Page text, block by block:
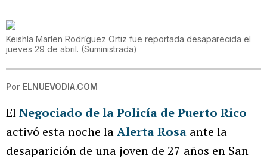
Keishla Marlen Rodríguez Ortiz fue reportada desaparecida el
jueves 29 de abril. (Suministrada)
Por ELNUEVODIA.COM
ElNegociado de la Policía de Puerto Rico
activó esta noche laAlerta Rosa ante la
desaparición de una joven de 27 años en San